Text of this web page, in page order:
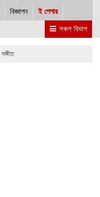
বিজ্ঞাপন ই পেপার
সকল বিভাগ
সঙ্গীত